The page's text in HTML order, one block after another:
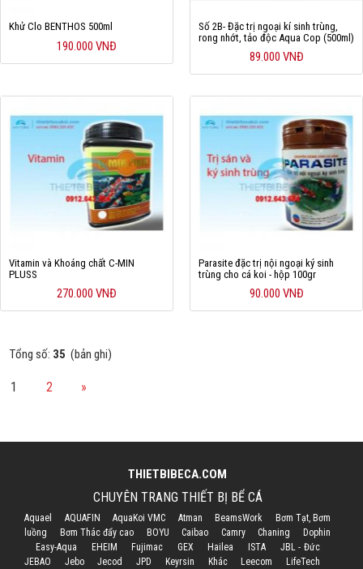
Khử Clo BENTHOS 500ml
190.000 VNĐ
Số 2B- Đặc trị ngoại kí sinh trùng,
rong nhớt, tảo độc Aqua Cop (500ml)
89.000 VNĐ
Vitamin và Khoáng chất C-MIN
PLUSS
270.000 VNĐ
Parasite đặc trị nội ngoại ký sinh
trùng cho cá koi - hộp 100gr
90.000 VNĐ
Tổng số: 35 (bản ghi)
1 2 »
THIETBIBECA.COM
CHUYÊN TRANG THIẾT BỊ BỂ CÁ
Aquael AQUAFIN AquaKoi VMC Atman BeamsWork
Bơm Tạt, Bơm
luồng
Bơm Thác đẩy cao BOYU Caibao Camry Chaning
Dophin
Easy-Aqua
EHEIM Fujimac GEX Hailea ISTA
JBL - Đức
JEBAO
Jebo Jecod JPD Keyrsin Khác Leecom
LifeTech